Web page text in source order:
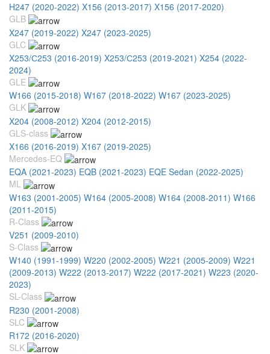
H247 (2020-2022) X156 (2013-2017) X156 (2017-2020)
GLB
X247 (2019-2022) X247 (2023-2025)
GLC
X253/С253 (2016-2019) X253/С253 (2019-2021) X254 (2022-
2024)
GLE
W166 (2015-2018) W167 (2018-2022) W167 (2023-2025)
GLK
X204 (2008-2012) X204 (2012-2015)
GLS-class
X166 (2016-2019) X167 (2019-2025)
Mercedes-EQ
EQA (2021-2023) EQB (2021-2023) EQE Sedan (2022-2025)
ML
W163 (2001-2005) W164 (2005-2008) W164 (2008-2011) W166
(2011-2015)
R-Class
V251 (2009-2010)
S-Class
W140 (1991-1999) W220 (2002-2005) W221 (2005-2009) W221
(2009-2013) W222 (2013-2017) W222 (2017-2021) W223 (2020-
2023)
SL-Class
R230 (2001-2008)
SLC
R172 (2016-2020)
SLK